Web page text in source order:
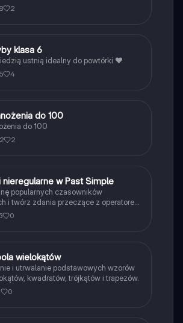
2
klasa 6
ustnią idealny do powtórki ❤️
4
do 100
do 100
2
nieregularne w Past Simple
popularnych czasowników
i twórz zdania przeczące z operatorem
Past Simple.
0
wielokątów
i utrwalanie podstawowych wzorów
kwadratów, trójkątów i trapezów.
0